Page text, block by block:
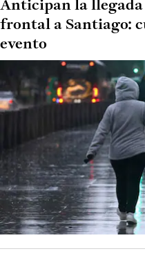
Anticipan la llegada
frontal a Santiago:
evento